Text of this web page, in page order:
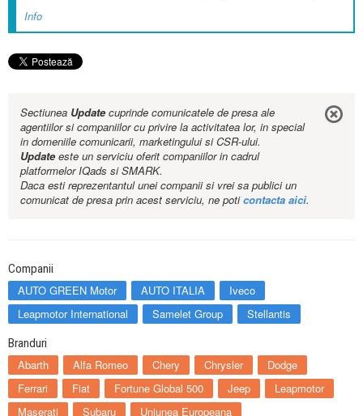
Info
Sectiunea Updatecuprinde comunicatele de presa ale
agentiilor si companiilor cu privire la activitatea lor, in special
in domeniile comunicarii, marketingului si CSR-ului.
Updateeste un serviciu oferit companiilor in cadrul
platformelor IQads si SMARK.
Daca esti reprezentantul unei companii si vrei sa publici un
comunicat de presa prin acest serviciu, ne poticontacta aici.
Companii
AUTO GREEN Motor AUTO ITALIA
Iveco
Leapmotor International
Samelet Group Stellantis
Branduri
Abarth Alfa Romeo Chery Chrysler
Dodge
Ferrari
Fiat Fortune Global 500 Jeep
Leapmotor
Maserati
Subaru Uniunea Europeana